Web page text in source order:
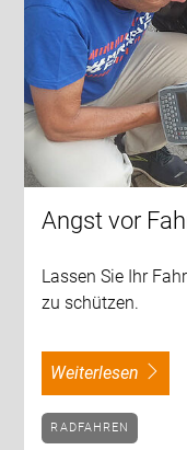
Angst vor
Lassen Sie Ihr
zu schützen.
weiterlesen
RADFAHREN